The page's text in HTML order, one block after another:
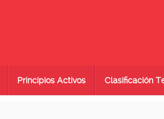
Principios Activos Clasificación